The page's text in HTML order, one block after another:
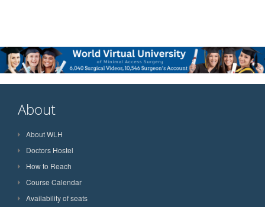
About
About WLH
Doctors Hostel
How to Reach
Course Calendar
Availability of seats